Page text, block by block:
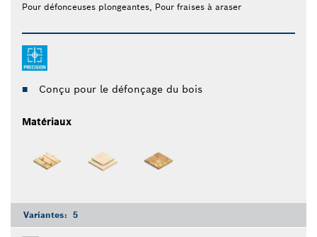
Pour défonceuses plongeantes, Pour fraises à araser
Conçu pour le défonçage du bois
Matériaux
Variantes: 5